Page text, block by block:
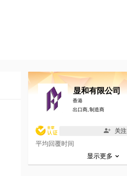
显和有限公司
香港
出口商, 制造商
关注
平均回覆时间
显示更多